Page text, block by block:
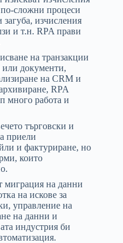
по-сложни процеси
загуба, изчисления
и т.н. RPA прави
на транзакции
или документи,
на CRM и
RPA
много работа и
търговски и
приели
и фактуриране, но
които
миграция на данни
на искове за
управление на
на данни и
индустрия би